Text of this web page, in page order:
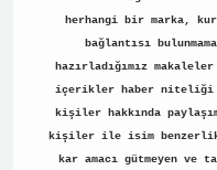
herhangi bir marka,
bağlantısı
hazırladığımız
içerikler haber niteliği
kişiler hakkında
kişiler ile isim
kar amacı gütmeyen ve